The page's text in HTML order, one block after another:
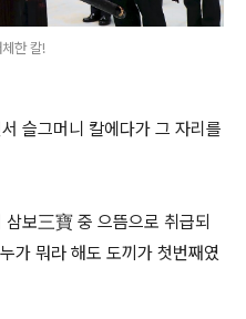
한 칼!
슬그머니 칼에다가 그 자리를
보三寶 중 으뜸으로 취급되
가 뭐라 해도 도끼가 첫번째였